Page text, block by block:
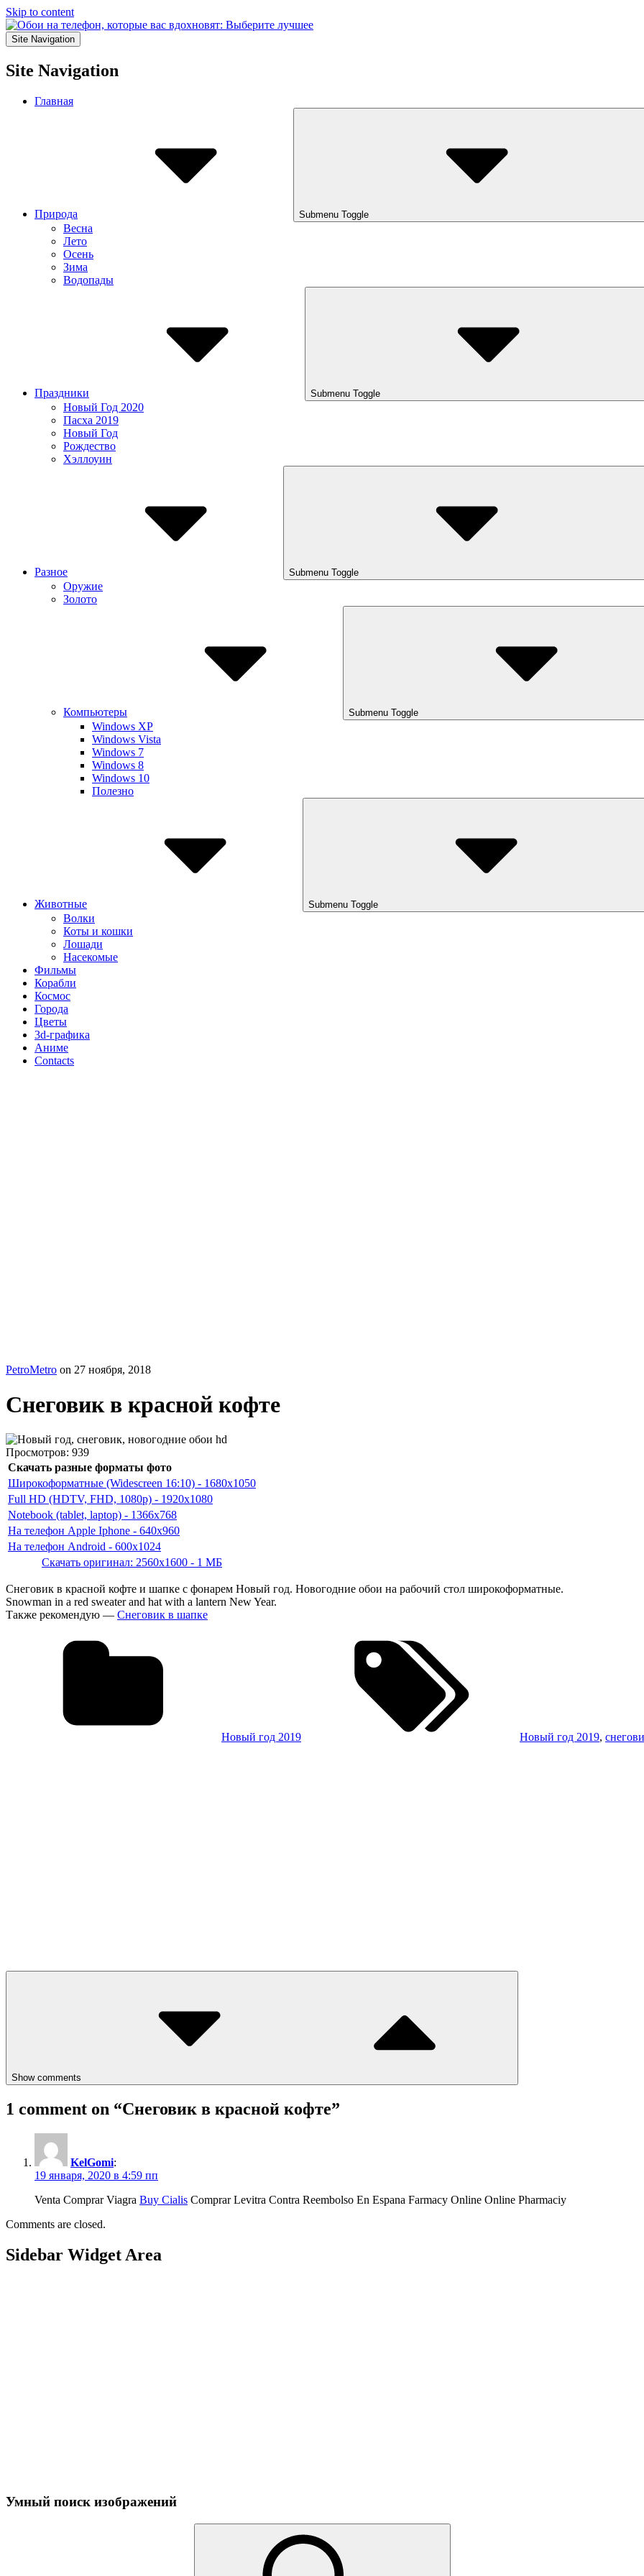
Skip to content
Site Navigation
Site Navigation
Главная
Природа Submenu Toggle
Весна
Лето
Осень
Зима
Водопады
Праздники Submenu Toggle
Новый Год 2020
Пасха 2019
Новый Год
Рождество
Хэллоуин
Разное Submenu Toggle
Оружие
Золото
Компьютеры Submenu Toggle
Windows XP
Windows Vista
Windows 7
Windows 8
Windows 10
Полезно
Животные Submenu Toggle
Волки
Коты и кошки
Лошади
Насекомые
Фильмы
Корабли
Космос
Города
Цветы
3d-графика
Аниме
Contacts
PetroMetro on 27 ноября, 2018
Снеговик в красной кофте
Просмотров: 939
Скачать оригинал: 2560x1600 - 1 МБ
Скачать разные форматы фото
Широкоформатные (Widescreen 16:10) - 1680x1050
Full HD (HDTV, FHD, 1080p) - 1920x1080
Notebook (tablet, laptop) - 1366x768
На телефон Apple Iphone - 640x960
На телефон Android - 600x1024
Снеговик в красной кофте и шапке с фонарем Новый год. Новогодние обои на рабочий стол широкоформатные.
Snowman in a red sweater and hat with a lantern New Year.
Также рекомендую — Снеговик в шапке
Новый год 2019 Новый год 2019,
Show comments
1 comment on “Снеговик в красной кофте”
KelGomi:
19 января, 2020 в 4:59 пп
Venta Comprar Viagra Buy Cialis Comprar Levitra Contra Reembolso En Espana Farmacy Online Online Pharmaciy
Comments are closed.
Sidebar Widget Area
Умный поиск изображений